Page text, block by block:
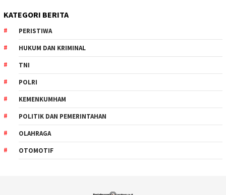
KATEGORI BERITA
PERISTIWA
HUKUM DAN KRIMINAL
TNI
POLRI
KEMENKUMHAM
POLITIK DAN PEMERINTAHAN
OLAHRAGA
OTOMOTIF